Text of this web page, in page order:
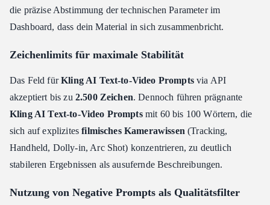
die präzise Abstimmung der technischen Parameter im
Dashboard, dass dein Material in sich zusammenbricht.
Zeichenlimits für maximale Stabilität
Das Feld fürKling AI Text-to-Video Promptsvia API
akzeptiert bis zu 2.500 Zeichen. Dennoch führen prägnante
Kling AI Text-to-Video Promptsmit 60 bis 100 Wörtern, die
sich auf explizitesfilmisches Kamerawissen (Tracking,
Handheld, Dolly-in, Arc Shot) konzentrieren, zu deutlich
stabileren Ergebnissen als ausufernde Beschreibungen.
Nutzung von Negative Prompts als Qualitätsfilter